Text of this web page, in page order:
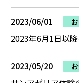
2023/06/01
2023年6月1日以
2023/05/20